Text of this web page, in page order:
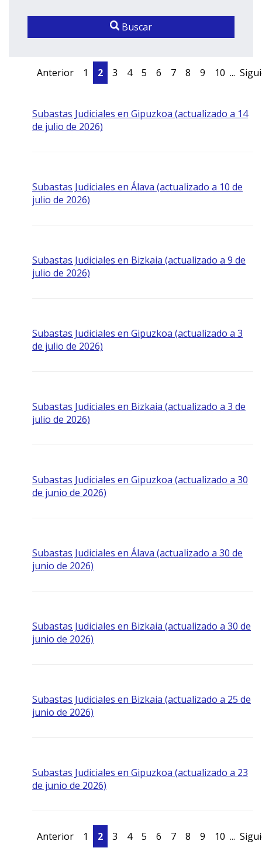
Buscar
Anterior 1 2 3 4 5 6 7 8 9 10 ...
Subastas Judiciales en Gipuzkoa (actualizado a 14
de julio de 2026)
Subastas Judiciales en Álava (actualizado a 10 de
julio de 2026)
Subastas Judiciales en Bizkaia (actualizado a 9 de
julio de 2026)
Subastas Judiciales en Gipuzkoa (actualizado a 3
de julio de 2026)
Subastas Judiciales en Bizkaia (actualizado a 3 de
julio de 2026)
Subastas Judiciales en Gipuzkoa (actualizado a 30
de junio de 2026)
Subastas Judiciales en Álava (actualizado a 30 de
junio de 2026)
Subastas Judiciales en Bizkaia (actualizado a 30 de
junio de 2026)
Subastas Judiciales en Bizkaia (actualizado a 25 de
junio de 2026)
Subastas Judiciales en Gipuzkoa (actualizado a 23
de junio de 2026)
Anterior 1 2 3 4 5 6 7 8 9 10 ...